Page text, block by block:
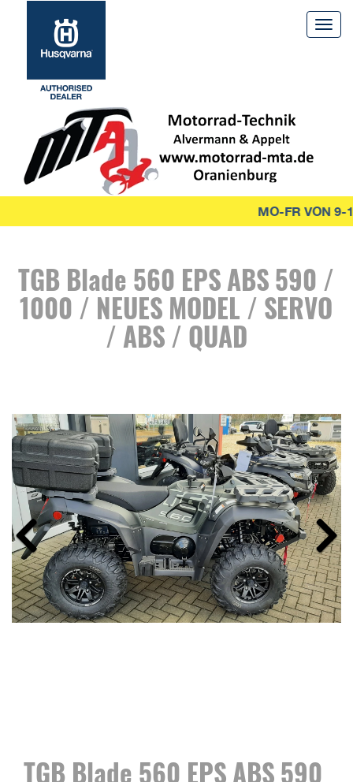
MO-FR VON 9-
TGB Blade 560 EPS ABS 590 /
1000 / NEUES MODEL / SERVO
/ ABS / QUAD
Previous Next
TGB Blade 560 EPS ABS 590